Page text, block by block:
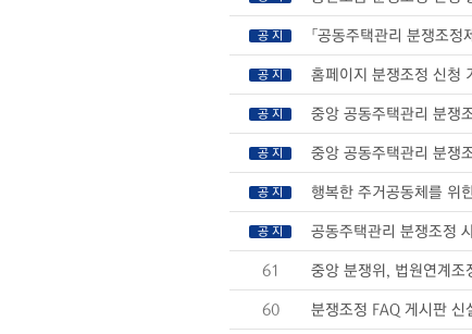
공 지 「공동주택관리 분쟁조정
공 지 홈페이지 분쟁조정 신청
공 지 중앙 공동주택관리 분쟁
공 지 중앙 공동주택관리 분쟁
공 지 행복한 주거공동체를 위
공 지 공동주택관리 분쟁조정
61 중앙 분쟁위, 법원연계조
60 분쟁조정 FAQ 게시판 신